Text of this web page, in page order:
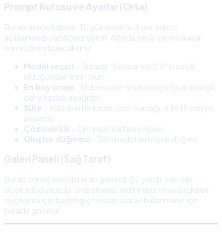
Prompt Kutusu ve Ayarlar (Orta)
Burası aracın kalbidir. Büyük metin kutusu, sahne
açıklamanızı yazdığınız yerdir. Altında veya yanında ayar
kontrollerini bulacaksınız:
Model seçici – Burada “Seedance 2.0"ın seçili
olduğundan emin olun.
En boy oranı – Videonuzun şeklini seçin (bununla ilgili
daha fazlası aşağıda).
Süre – Klibinizin ne kadar uzun olacağı, 4 ile 15 saniye
arasında.
Çözünürlük – Çıktınızın kalite seviyesi.
Oluştur düğmesi – Sihri başlatan büyük düğme.
Galeri Paneli (Sağ Taraf)
Burası bitmiş videolarınızın göründüğü yerdir. Her klip
oluşturduğunuzda, önizlemeniz, indirmeniz veya başka bir
oluşturma için başlangıç noktası olarak kullanmanız için
burada görünür.